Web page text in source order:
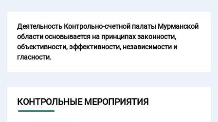
Деятельность Контрольно-счетной палаты Мурманской
области основывается на принципах законности,
объективности, эффективности, независимости и
гласности.
КОНТРОЛЬНЫЕ МЕРОПРИЯТИЯ